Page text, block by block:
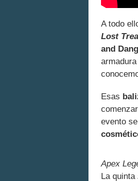
A todo
Lost
and
Esas
evento
Apex
La quinta